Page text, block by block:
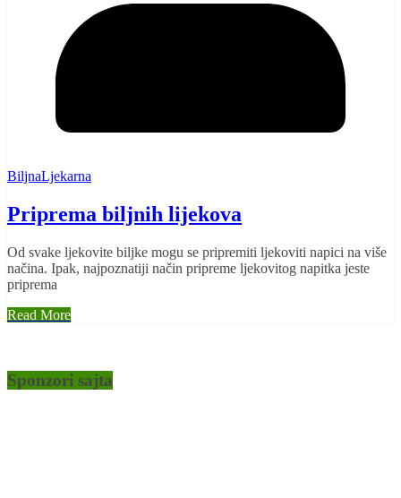
BiljnaLjekarna
Priprema biljnih lijekova
Od svake ljekovite biljke mogu se pripremiti ljekoviti napici na više
načina. Ipak, najpoznatiji način pripreme ljekovitog napitka jeste
priprema
Read More
Sponzori sajta